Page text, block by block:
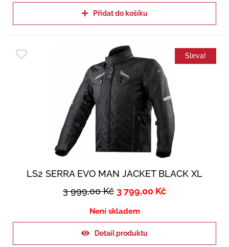
Přidat do košíku
Sleva!
LS2 SERRA EVO MAN JACKET BLACK XL
3 999,00Kč 3 799,00 Kč
Není skladem
Detail produktu